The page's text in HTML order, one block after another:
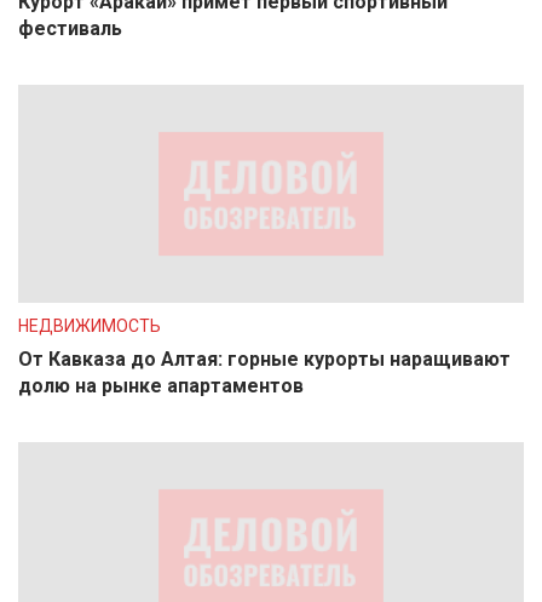
фестиваль
НЕДВИЖИМОСТЬ
От Кавказа до Алтая: горные курорты наращивают
долю на рынке апартаментов